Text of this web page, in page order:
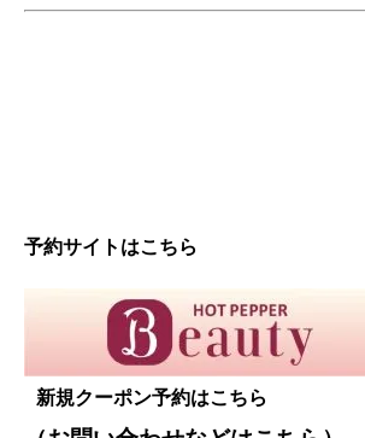
予約サイトはこちら
新規クーポン予約はこちら